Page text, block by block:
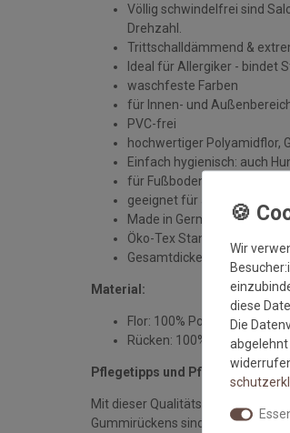
Völlig schwindelfrei sind
Drehzahl.
Trittschalldämmend &
Ideal für Allergiker - bindet
waschfeste Farben
für Innen- und
PVC-frei
hochwertiger Polyamidflor,
Einfach hygienisch: auch
für Fußbodenheizung
geeignet für alle sauberen,
Made in Germany
Öko-Tex Standard 100
Gesamtdicke: ca. 7 mm
Material:
Flor: 100% Polyamid
Rücken: 100% Gummi
Pflegetipps und Pflegehinweise:
Mit dieser Qualitätsmatte sichern
Gummirückens sind die
Wir
diese
Die
abgelehnt